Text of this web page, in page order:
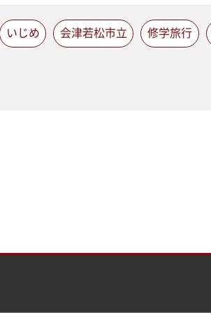
いじめ 会津若松市立 修学旅行